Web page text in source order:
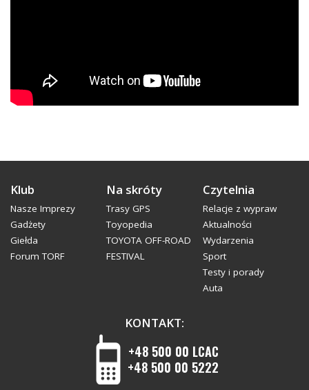
Klub
Nasze Imprezy
Gadżety
Giełda
Forum TORF
Na skróty
Trasy GPS
Toyopedia
TOYOTA OFF-ROAD
FESTIVAL
Czytelnia
Relacje z wypraw
Aktualności
Wydarzenia
Sport
Testy i porady
Auta
KONTAKT:
+48 500 00 LCAC
+48 500 00 5222